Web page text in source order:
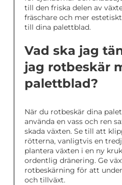
till den friska delen av
fräschare och mer
till dina palettblad.
Vad ska jag
jag rotbeskär
palettblad?
När du rotbeskär dina
använda en vass och ren
skada växten. Se till att
rötterna, vanligtvis en
plantera växten i en ny
ordentlig dränering. Ge
rotbeskärning för att
och tillväxt.